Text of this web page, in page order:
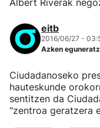
Albert Riverak
eitb
2016/06/27 -
Azken
Ciudadanoseko
hauteskunde
sentitzen da
"zentroa geratzera